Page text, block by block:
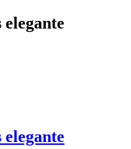
elegante
elegante